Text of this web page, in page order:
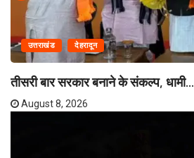
उत्तराखंड देहरादून
तीसरी बार सरकार बनाने के संकल्प, धामी...
August 8, 2026